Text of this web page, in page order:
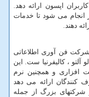
اپسون ارائه دهد.
انجام می شود تا خدمات
دهند.
فن آوری اطلاعاتی
آلتو ، کالیفرنیا ست. این
و همچنین نرم
کنندگان ارائه می دهد
بزرگ از جمله